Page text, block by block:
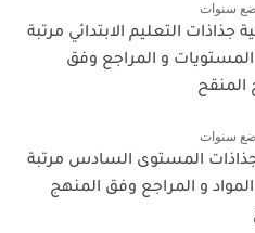
سنوات
جذاذات التعليم الابتدائي مرتبة
و المراجع وفق
المنقح
سنوات
المستوى السادس مرتبة
و المراجع وفق المنهج